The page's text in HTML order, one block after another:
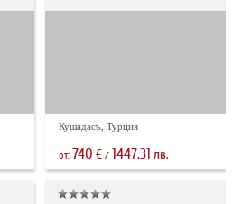
Кушадасъ, Турция
от: 740 € / 1447.31 лв.